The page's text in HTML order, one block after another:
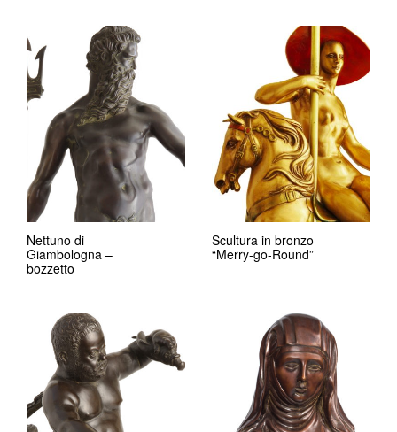
Nettuno di
Giambologna –
bozzetto
Scultura in bronzo
“Merry-go-Round”